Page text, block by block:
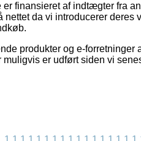
er finansieret af indtægter fra
nettet da vi introducerer deres
produkter og e-
er udført siden vi